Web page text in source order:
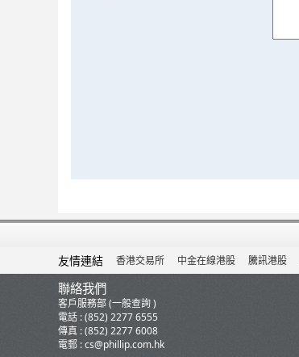
友情連結 香港交易所 中金在線港股 騰訊港股
聯絡我們
客戶服務部 (一般查詢 )
電話 : (852) 2277 6555
傳真 : (852) 2277 6008
電郵 :cs@phillip.com.hk